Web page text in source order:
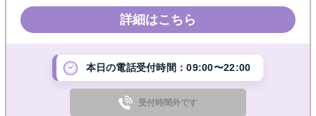
１５年以上の離婚・不倫問題の経験をもとに、訴訟前
の交渉から裁判対応まで、納得できる解決を目指して
サポートします。
詳細はこちら
本日の電話受付時間：09:00〜22:00
受付時間外です